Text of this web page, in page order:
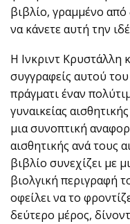
βιβλίο, γραμμένο
να κάνετε αυτή την
Η Ινκριντ Κρυστάλλη
συγγραφείς αυτού
πράγματι έναν
γυναικείας
μια συνοπτική
αισθητικής ανά τους
βιβλίο συνεχίζει με
βιολγική περιγραφή
οφείλει να το
δεύτερο μέρος,